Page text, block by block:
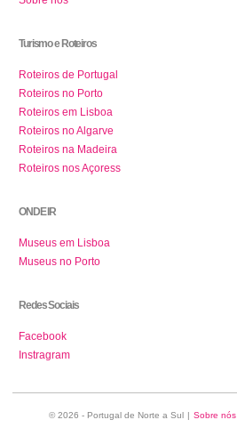
Turismo e Roteiros
Roteiros de Portugal
Roteiros no Porto
Roteiros em Lisboa
Roteiros no Algarve
Roteiros na Madeira
Roteiros nos Açoress
ONDE IR
Museus em Lisboa
Museus no Porto
Redes Sociais
Facebook
Instragram
© 2026 - Portugal de Norte a Sul | Sobre nós